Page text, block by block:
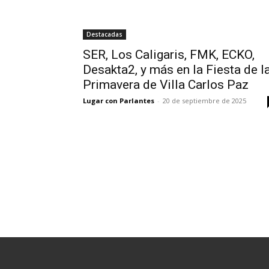
Destacadas
SER, Los Caligaris, FMK, ECKO,
Desakta2, y más en la Fiesta de
Primavera de Villa Carlos Paz
Lugar con Parlantes - 20 de septiembre de 2025